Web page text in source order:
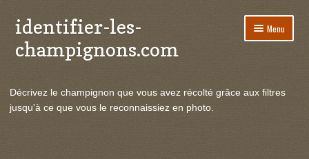
Aller
à
la
Aller
au
contenu
identifier-les-
champignons.com
Menu
le
Actualités
Décrivez le champignon que vous avez récolté grâce aux filtres
jusqu'à ce que vous le reconnaissiez en photo.